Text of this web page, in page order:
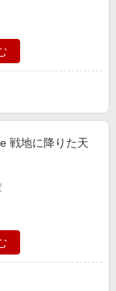
戦地に降りた天